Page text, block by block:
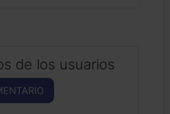
de los usuarios